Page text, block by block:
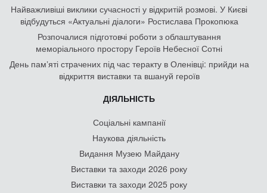
Найважливіші виклики сучасності у відкритій розмові. У Києві
відбудуться «Актуальні діалоги» Ростислава Прокопюка
Розпочалися підготовчі роботи з облаштування
меморіального простору Героїв Небесної Сотні
День памʼяті страчених під час теракту в Оленівці: прийди на
відкриття виставки та вшануй героїв
ДІЯЛЬНІСТЬ
Соціальні кампанії
Наукова діяльність
Видання Музею Майдану
Виставки та заходи 2026 року
Виставки та заходи 2025 року